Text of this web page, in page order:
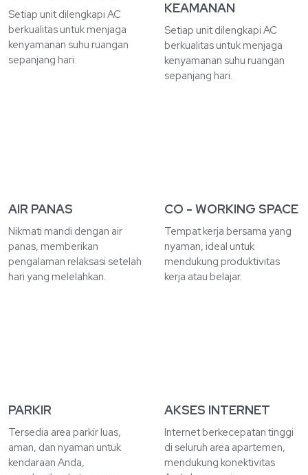
Setiap unit dilengkapi AC
berkualitas untuk menjaga
kenyamanan suhu ruangan
sepanjang hari.
KEAMANAN
Setiap unit dilengkapi AC
berkualitas untuk menjaga
kenyamanan suhu ruangan
sepanjang hari.
AIR PANAS
Nikmati mandi dengan air
panas, memberikan
pengalaman relaksasi setelah
hari yang melelahkan.
CO - WORKING SPACE
Tempat kerja bersama yang
nyaman, ideal untuk
mendukung produktivitas
kerja atau belajar.
PARKIR
Tersedia area parkir luas,
aman, dan nyaman untuk
kendaraan Anda,
AKSES INTERNET
Internet berkecepatan tinggi
di seluruh area apartemen,
mendukung konektivitas